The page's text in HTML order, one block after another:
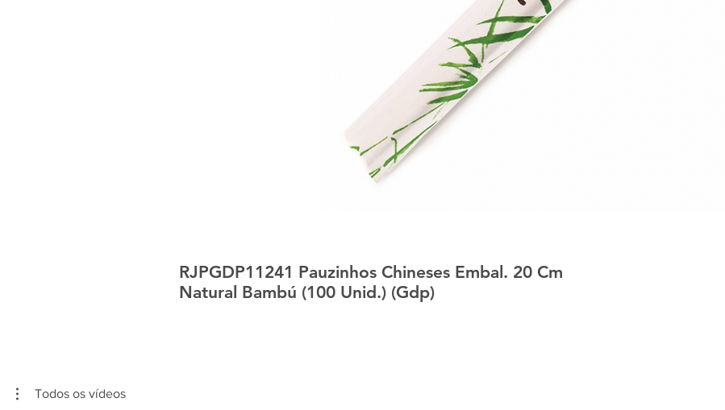
RJPGDP11241 Pauzinhos Chineses Embal. 20 Cm
Natural Bambú (100 Unid.) (Gdp)
Todos os vídeos